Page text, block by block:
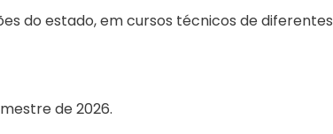
do estado, em cursos técnicos de diferentes
de 2026.